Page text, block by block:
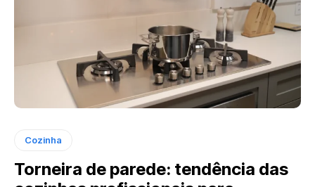
Cozinha
Torneira de parede: tendência das